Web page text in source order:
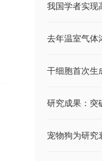
去年温室气体